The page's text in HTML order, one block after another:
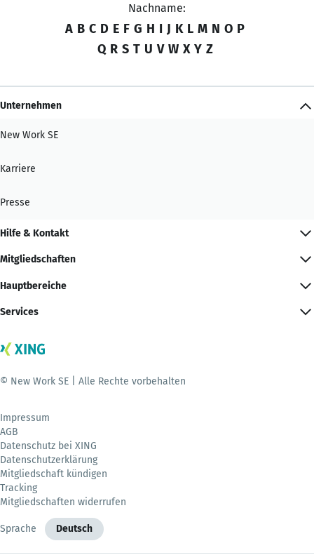
Nachname:
A B C D E F G H I J K L M N O P
Q R S T U V W X Y Z
Unternehmen
New Work SE
Karriere
Presse
Hilfe & Kontakt
Mitgliedschaften
Hauptbereiche
Services
© New Work SE | Alle Rechte vorbehalten
Impressum
AGB
Datenschutz bei XING
Datenschutzerklärung
Mitgliedschaft kündigen
Tracking
Mitgliedschaften widerrufen
Sprache Deutsch